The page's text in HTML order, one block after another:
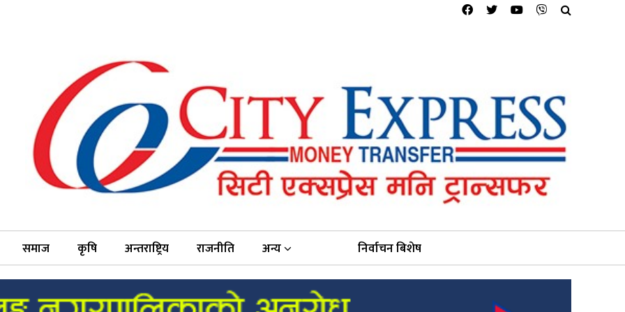
समाज कृषि अन्तराष्ट्रिय राजनीति अन्य निर्वाचन बिशेष